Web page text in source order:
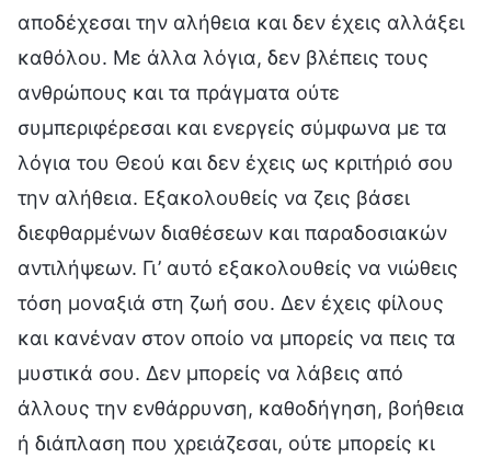
αποδέχεσαι την αλήθεια και δεν έχεις αλλάξει
καθόλου. Με άλλα λόγια, δεν βλέπεις τους
ανθρώπους και τα πράγματα ούτε
συμπεριφέρεσαι και ενεργείς σύμφωνα με τα
λόγια του Θεού και δεν έχεις ως κριτήριό σου
την αλήθεια. Εξακολουθείς να ζεις βάσει
διεφθαρμένων διαθέσεων και παραδοσιακών
αντιλήψεων. Γι’ αυτό εξακολουθείς να νιώθεις
τόση μοναξιά στη ζωή σου. Δεν έχεις φίλους
και κανέναν στον οποίο να μπορείς να πεις τα
μυστικά σου. Δεν μπορείς να λάβεις από
άλλους την ενθάρρυνση, καθοδήγηση, βοήθεια
ή διάπλαση που χρειάζεσαι, ούτε μπορείς κι